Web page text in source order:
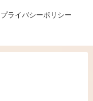
プライバシーポリシー